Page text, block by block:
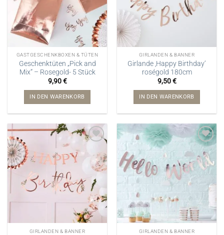
GASTGESCHENKBOXEN & TÜTEN
Geschenktüten „Pick and
Mix“ – Rosegold- 5 Stück
9,90€
IN DEN WARENKORB
GIRLANDEN & BANNER
Girlande ‚Happy Birthday‘
roségold 180cm
9,50€
IN DEN WARENKORB
GIRLANDEN & BANNER GIRLANDEN & BANNER